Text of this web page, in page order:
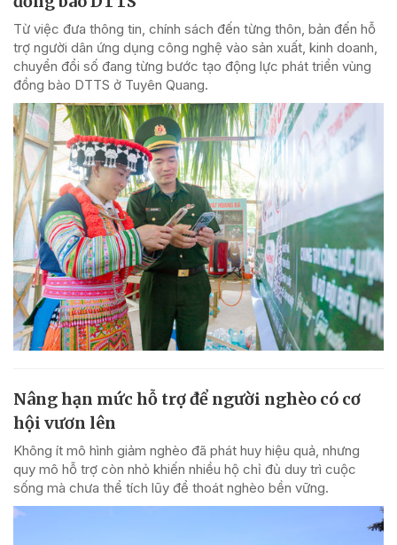
Từ việc đưa thông tin, chính sách đến từng thôn, bản đến hỗ
trợ người dân ứng dụng công nghệ vào sản xuất, kinh doanh,
chuyển đổi số đang từng bước tạo động lực phát triển vùng
đồng bào DTTS ở Tuyên Quang.
Nâng hạn mức hỗ trợ để người nghèo có cơ
hội vươn lên
Không ít mô hình giảm nghèo đã phát huy hiệu quả, nhưng
quy mô hỗ trợ còn nhỏ khiến nhiều hộ chỉ đủ duy trì cuộc
sống mà chưa thể tích lũy để thoát nghèo bền vững.